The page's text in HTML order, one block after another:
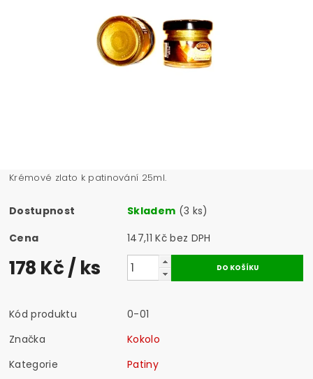
Krémové zlato k patinování 25ml.
Dostupnost Skladem (3 ks)
Cena
147,11 Kč bez DPH
178 Kč/ ks
Kód produktu
0-01
Značka
Kokolo
Kategorie
Patiny